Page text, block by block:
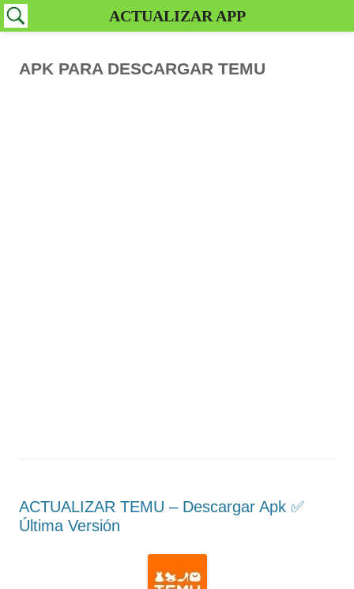
APK PARA DESCARGAR TEMU
ACTUALIZAR TEMU – Descargar Apk ✅️
Última Versión
ACTUALIZAR APP